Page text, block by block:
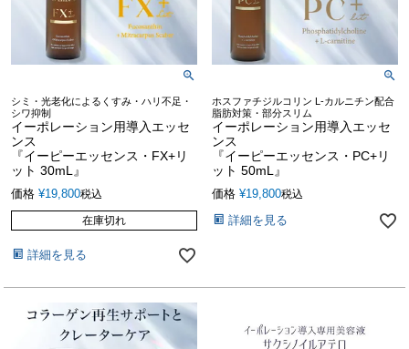
シミ・光老化によるくすみ・ハリ不足・
シワ抑制
イーポレーション用導入エッセ
ンス
『イーピーエッセンス・FX+リ
ット 30mL』
価格 ¥19,800税込
在庫切れ
詳細を見る
ホスファチジルコリン L-カルニチン配合
脂肪対策・部分スリム
イーポレーション用導入エッセ
ンス
『イーピーエッセンス・PC+リ
ット 50mL』
価格 ¥19,800税込
詳細を見る